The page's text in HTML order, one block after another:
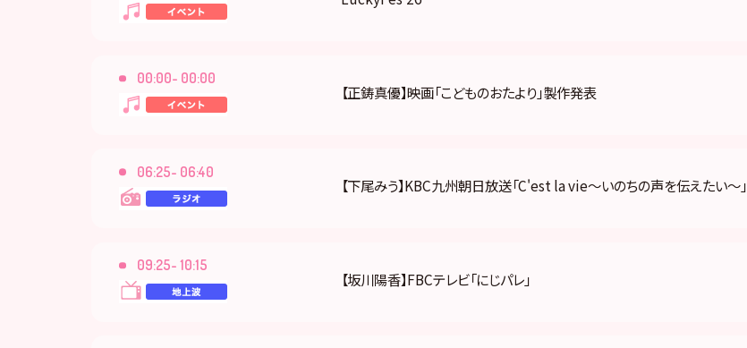
00:00- 00:00
【正鋳真優】映画「こどものおたより」製作発表
06:25- 06:40
【下尾みう】KBC九州朝日放送「C'est la vie〜いのちの声を伝えたい〜」
09:25- 10:15
【坂川陽香】FBCテレビ「にじパレ」